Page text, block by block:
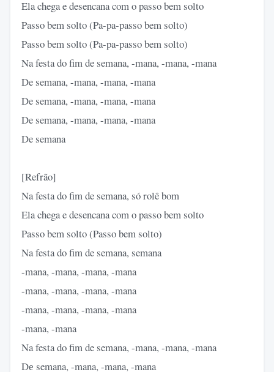
Ela chega e desencana com o passo bem solto
Passo bem solto (Pa-pa-passo bem solto)
Passo bem solto (Pa-pa-passo bem solto)
Na festa do fim de semana, -mana, -mana, -mana
De semana, -mana, -mana, -mana
De semana, -mana, -mana, -mana
De semana, -mana, -mana, -mana
De semana
[Refrão]
Na festa do fim de semana, só rolê bom
Ela chega e desencana com o passo bem solto
Passo bem solto (Passo bem solto)
Na festa do fim de semana, semana
-mana, -mana, -mana, -mana
-mana, -mana, -mana, -mana
-mana, -mana, -mana, -mana
-mana, -mana
Na festa do fim de semana, -mana, -mana, -mana
Dе semana, -mana, -mana, -mana